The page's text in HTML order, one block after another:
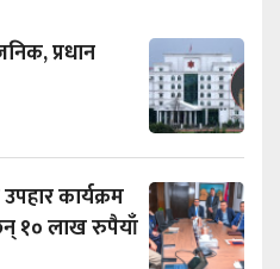
प्रधान
कार्यक्रम
१० लाख रुपैयाँ